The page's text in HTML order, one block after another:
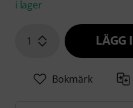
i lager
1 LÄGG
Bokmärk